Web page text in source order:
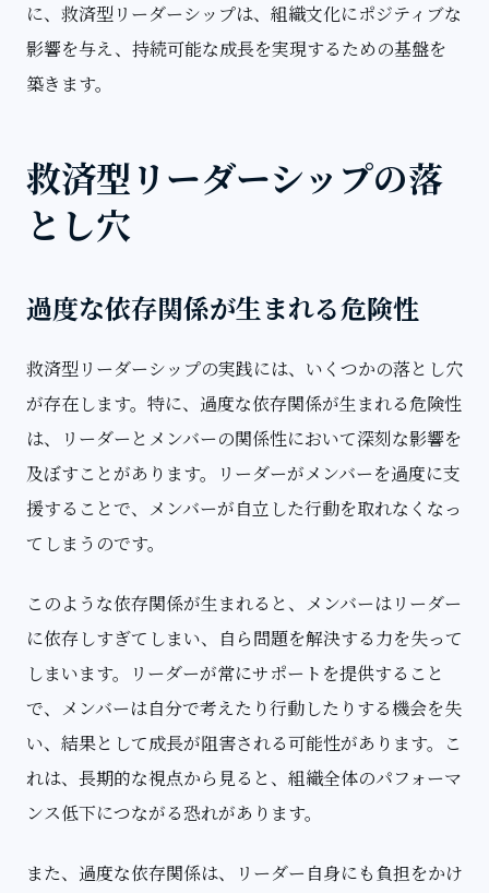
に、救済型リーダーシップは、組織文化にポジティブな
影響を与え、持続可能な成長を実現するための基盤を
築きます。
救済型リーダーシップの落
とし穴
過度な依存関係が生まれる危険性
救済型リーダーシップの実践には、いくつかの落とし穴
が存在します。特に、過度な依存関係が生まれる危険性
は、リーダーとメンバーの関係性において深刻な影響を
及ぼすことがあります。リーダーがメンバーを過度に支
援することで、メンバーが自立した行動を取れなくなっ
てしまうのです。
このような依存関係が生まれると、メンバーはリーダー
に依存しすぎてしまい、自ら問題を解決する力を失って
しまいます。リーダーが常にサポートを提供すること
で、メンバーは自分で考えたり行動したりする機会を失
い、結果として成長が阻害される可能性があります。こ
れは、長期的な視点から見ると、組織全体のパフォーマ
ンス低下につながる恐れがあります。
また、過度な依存関係は、リーダー自身にも負担をかけ